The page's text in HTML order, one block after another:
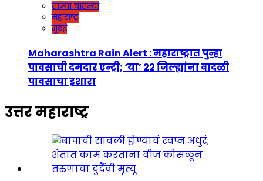
ताज्या बातम्या
महाराष्ट्र
मुंबई
Maharashtra Rain Alert : महाराष्ट्रात पुन्हा
पावसाची दमदार एन्ट्री; ‘या’ २२ जिल्ह्यांना वादळी
पावसाचा इशारा
उत्तर महाराष्ट्र